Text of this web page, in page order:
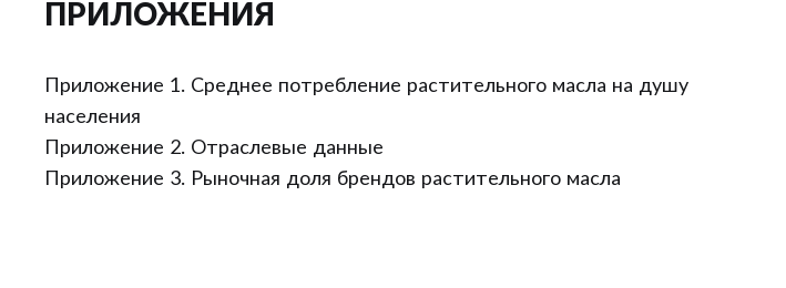
ПРИЛОЖЕНИЯ
Приложение 1. Среднее потребление растительного масла на душу
населения
Приложение 2. Отраслевые данные
Приложение 3. Рыночная доля брендов растительного масла